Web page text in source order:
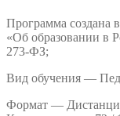
Программа создана
«Об образовании в
273-ФЗ;
Вид обучения —
Формат —